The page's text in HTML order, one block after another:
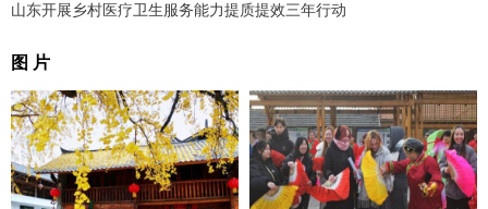
山东开展乡村医疗卫生服务能力提质提效三年行动
图 片